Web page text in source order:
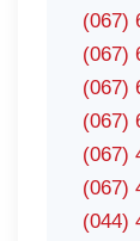
(067)
(067)
(067)
(067)
(067)
(067)
(044)